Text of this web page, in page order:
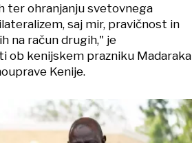
ter ohranjanju svetovnega
saj mir, pravičnost in
na račun drugih," je
ob kenijskem prazniku Madaraka
Kenije.